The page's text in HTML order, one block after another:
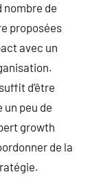
nombre de
proposées
avec un
d’être
un peu de
growth
de la